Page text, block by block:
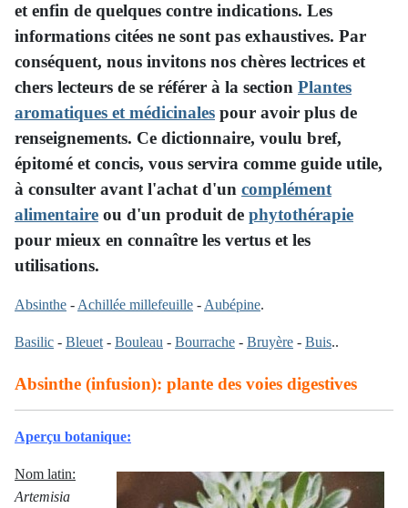
et enfin de quelques contre indications. Les
informations citées ne sont pas exhaustives. Par
conséquent, nous invitons nos chères lectrices et
chers lecteurs de se référer à la section Plantes
aromatiques et médicinales pour avoir plus de
renseignements. Ce dictionnaire, voulu bref,
épitomé et concis, vous servira comme guide utile,
à consulter avant l'achat d'un complément
alimentaire ou d'un produit de phytothérapie
pour mieux en connaître les vertus et les
utilisations.
Absinthe - Achillée millefeuille - Aubépine.
Basilic - Bleuet - Bouleau - Bourrache - Bruyère - Buis..
Absinthe (infusion): plante des voies digestives
Aperçu botanique:
Nom latin:
Artemisia